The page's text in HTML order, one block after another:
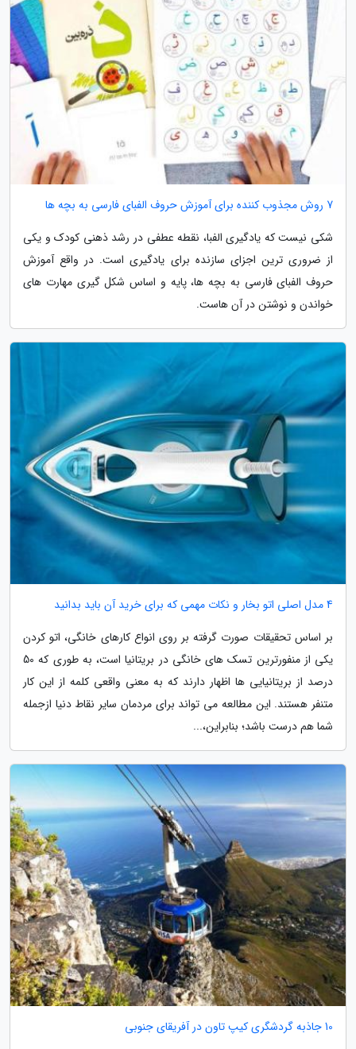
7 روش مجذوب کننده برای آموزش حروف الفبای فارسی به بچه ها
شکی نیست که یادگیری الفبا، نقطه عطفی در رشد ذهنی کودک و یکی
از ضروری ترین اجزای سازنده برای یادگیری است. در واقع آموزش
حروف الفبای فارسی به بچه ها، پایه و اساس شکل گیری مهارت های
خواندن و نوشتن در آن هاست.
4 مدل اصلی اتو بخار و نکات مهمی که برای خرید آن باید بدانید
بر اساس تحقیقات صورت گرفته بر روی انواع کارهای خانگی، اتو کردن
یکی از منفورترین تسک های خانگی در بریتانیا است، به طوری که 50
درصد از بریتانیایی ها اظهار دارند که به معنی واقعی کلمه از این کار
متنفر هستند. این مطالعه می تواند برای مردمان سایر نقاط دنیا ازجمله
شما هم درست باشد؛ بنابراین،...
10 جاذبه گردشگری کیپ تاون در آفریقای جنوبی